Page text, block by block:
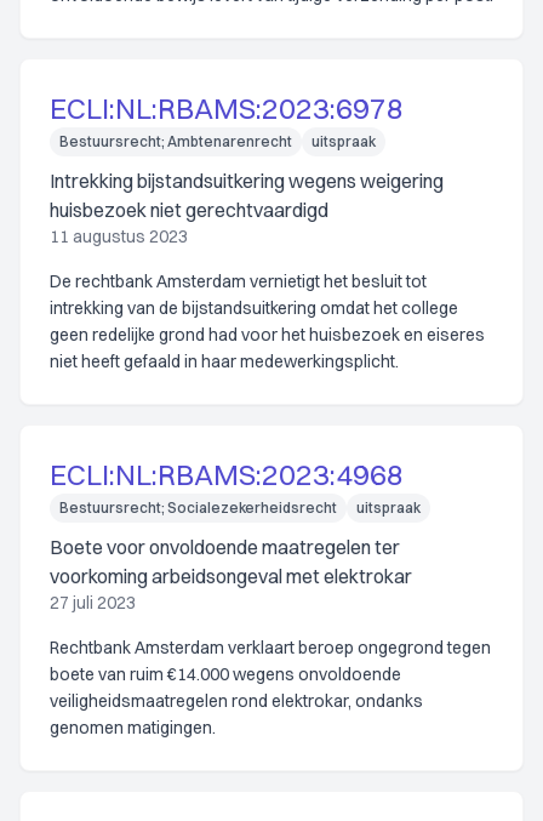
ECLI:NL:RBAMS:2023:6978
Bestuursrecht; Ambtenarenrecht uitspraak
Intrekking bijstandsuitkering wegens weigering
huisbezoek niet gerechtvaardigd
11 augustus 2023
De rechtbank Amsterdam vernietigt het besluit tot
intrekking van de bijstandsuitkering omdat het college
geen redelijke grond had voor het huisbezoek en eiseres
niet heeft gefaald in haar medewerkingsplicht.
ECLI:NL:RBAMS:2023:4968
Bestuursrecht; Socialezekerheidsrecht uitspraak
Boete voor onvoldoende maatregelen ter
voorkoming arbeidsongeval met elektrokar
27 juli 2023
Rechtbank Amsterdam verklaart beroep ongegrond tegen
boete van ruim €14.000 wegens onvoldoende
veiligheidsmaatregelen rond elektrokar, ondanks
genomen matigingen.